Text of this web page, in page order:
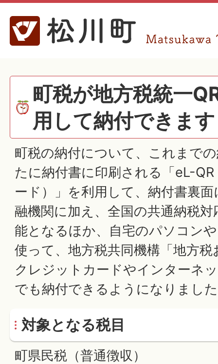
町税が地方税統一
用して納付できます
町税の納付について、これまで
たに納付書に印刷される「eL-
ード）」を利用して、納付書裏
融機関に加え、全国の共通納税
能となるほか、自宅のパソコン
使って、地方税共同機構「地方
クレジットカードやインターネ
でも納付できるようになりまし
対象となる税目
町県民税（普通徴収）